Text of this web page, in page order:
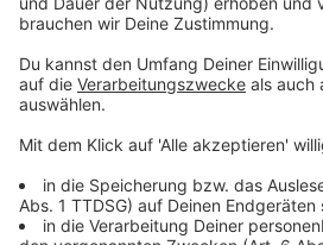
'Betroffener' hat. Das Ganze
Vergessenwerden', weil in der
dass eben nicht nur bei
gegebenenfalls auch bei
die Daten weitergegeben